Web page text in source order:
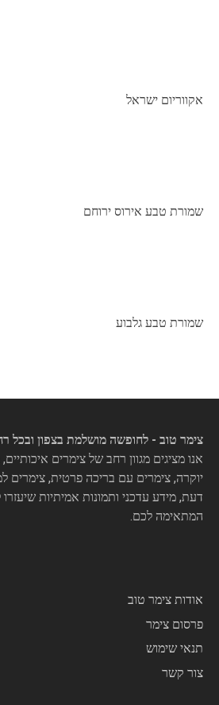
אקווריום ישראל
שמורת טבע אירוס ירוחם
שמורת טבע גלבוע
צימר טוב - לחופשה מושלמת בצפון ובכל
אנו מציגים מגוון רחב של צימרים
יוקרה, צימרים עם בריכה פרטית, צימרים
דעת, מידע עדכני ותמונות אמיתיות
המתאימה לכם.
אודות צימר טוב
פרסום צימר
תנאי שימוש
צור קשר